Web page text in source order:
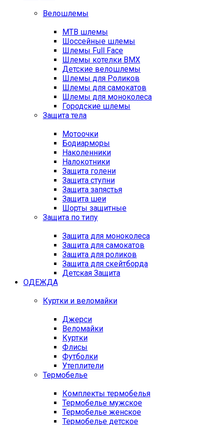
Велошлемы
MTB шлемы
Шоссейные шлемы
Шлемы Full Face
Шлемы котелки BMX
Детские велошлемы
Шлемы для Роликов
Шлемы для самокатов
Шлемы для моноколеса
Городские шлемы
Защита тела
Мотоочки
Бодиарморы
Наколенники
Налокотники
Защита голени
Защита ступни
Защита запястья
Защита шеи
Шорты защитные
Защита по типу
Защита для моноколеса
Защита для самокатов
Защита для роликов
Защита для скейтборда
Детская Защита
ОДЕЖДА
Куртки и веломайки
Джерси
Веломайки
Куртки
Флисы
Футболки
Утеплители
Термобелье
Комплекты термобелья
Термобелье мужское
Термобелье женское
Термобелье детское